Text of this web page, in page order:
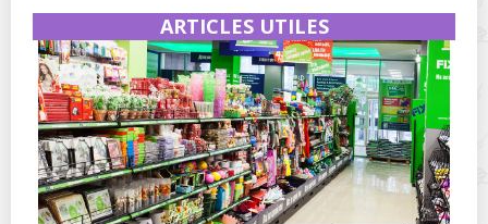
ARTICLES UTILES